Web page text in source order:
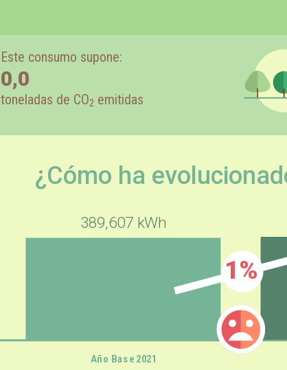
Este consumo supone:
0,0
toneladas de CO2 emitidas
¿Cómo ha
Año Base 2021
389,607 kWh
1%